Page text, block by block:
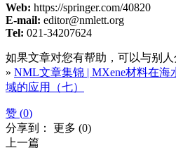
Web: https://springer.com/40820
E-mail: editor@nmlett.org
Tel: 021-34207624
如果文章对您有帮助，可以与别人
» NML文章集锦 | MXene材料在海
域的应用（七）
赞 (0)
分享到： 更多 (0)
上一篇